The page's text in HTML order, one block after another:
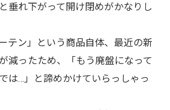
垂れ下がって開け閉めがかなりし
テン」という商品自体、最近の新
減ったため、「もう廃盤になって
は…」と諦めかけていらっしゃっ